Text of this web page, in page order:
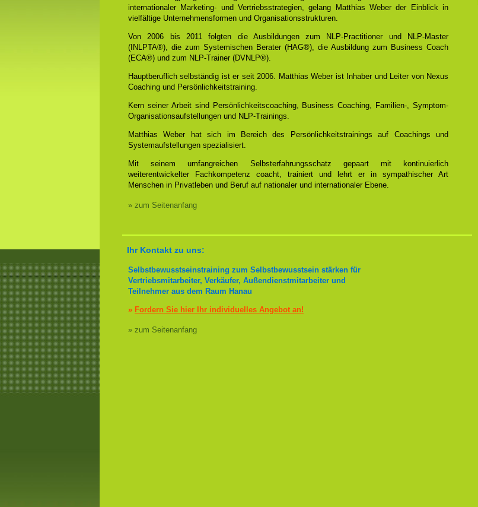
internationaler Marketing- und Vertriebsstrategien, gelang Matthias Weber der Einblick in
vielfältige Unternehmensformen und Organisationsstrukturen.
Von 2006 bis 2011 folgten die Ausbildungen zum NLP-Practitioner und NLP-Master
(INLPTA®), die zum Systemischen Berater (HAG®), die Ausbildung zum Business Coach
(ECA®) und zum NLP-Trainer (DVNLP®).
Hauptberuflich selbständig ist er seit 2006. Matthias Weber ist Inhaber und Leiter von Nexus
Coaching und Persönlichkeitstraining.
Kern seiner Arbeit sind Persönlichkeitscoaching, Business Coaching, Familien-, Symptom-
Organisationsaufstellungen und NLP-Trainings.
Matthias Weber hat sich im Bereich des Persönlichkeitstrainings auf Coachings und
Systemaufstellungen spezialisiert.
Mit seinem umfangreichen Selbsterfahrungsschatz gepaart mit kontinuierlich
weiterentwickelter Fachkompetenz coacht, trainiert und lehrt er in sympathischer Art
Menschen in Privatleben und Beruf auf nationaler und internationaler Ebene.
» zum Seitenanfang
Ihr Kontakt zu uns:
Selbstbewusstseinstraining zum Selbstbewusstsein stärken für
Vertriebsmitarbeiter, Verkäufer, Außendienstmitarbeiter und
Teilnehmer aus dem Raum Hanau
» Fordern Sie hier Ihr individuelles Angebot an!
» zum Seitenanfang